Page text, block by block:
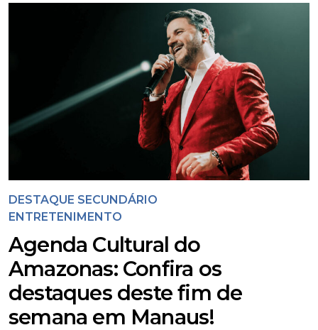
DESTAQUE SECUNDÁRIO
ENTRETENIMENTO
Agenda Cultural do
Amazonas: Confira os
destaques deste fim de
semana em Manaus!